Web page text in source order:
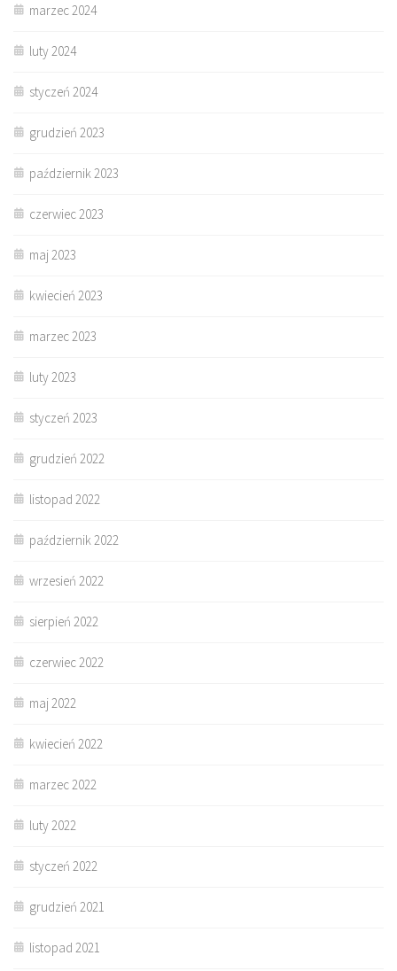
marzec 2024
luty 2024
styczeń 2024
grudzień 2023
październik 2023
czerwiec 2023
maj 2023
kwiecień 2023
marzec 2023
luty 2023
styczeń 2023
grudzień 2022
listopad 2022
październik 2022
wrzesień 2022
sierpień 2022
czerwiec 2022
maj 2022
kwiecień 2022
marzec 2022
luty 2022
styczeń 2022
grudzień 2021
listopad 2021